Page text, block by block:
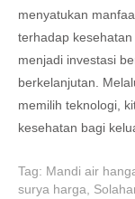
menyatukan
terhadap
menjadi investasi
berkelanjutan.
memilih teknologi,
kesehatan bagi
Tag: Mandi air
surya harga